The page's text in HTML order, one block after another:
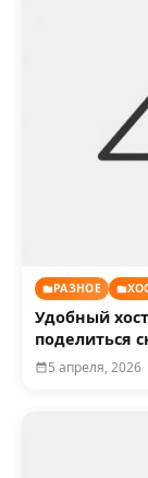
РАЗНОЕ
Удобный
поделиться
5 апреля, 2026